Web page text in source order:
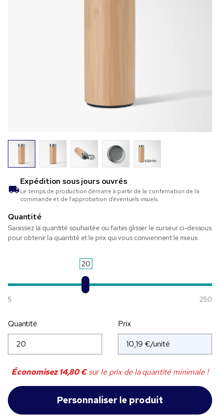
Expédition sousjours ouvrés
Le temps de production démarre à partir de la confirmation de la
commande et de l’approbation d’éventuels visuels.
Quantité
Saisissez la quantité souhaitée ou faites glisser le curseur ci-dessous
pour obtenir la quantité et le prix qui vous conviennent le mieux.
20
5 250
Quantité Prix
Économisez14,80 €sur le prix de la quantité minimale !